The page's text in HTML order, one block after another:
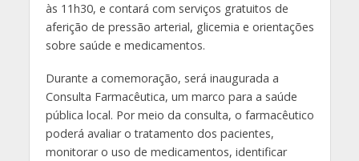
às 11h30, e contará com serviços gratuitos de
aferição de pressão arterial, glicemia e orientações
sobre saúde e medicamentos.
Durante a comemoração, será inaugurada a
Consulta Farmacêutica, um marco para a saúde
pública local. Por meio da consulta, o farmacêutico
poderá avaliar o tratamento dos pacientes,
monitorar o uso de medicamentos, identificar